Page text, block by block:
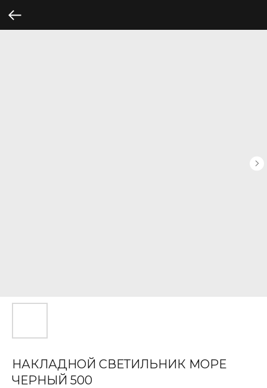
НАКЛАДНОЙ СВЕТИЛЬНИК МОРЕ
ЧЕРНЫЙ 500